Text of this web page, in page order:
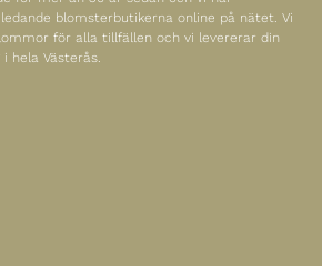
blomsterbutikerna online på nätet. Vi
för alla tillfällen och vi levererar din
hela Västerås.